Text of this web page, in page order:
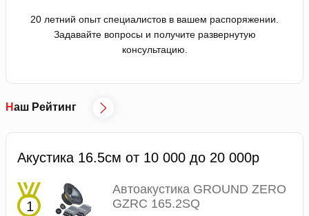
20 летний опыт специалистов в вашем распоряжении.
Задавайте вопросы и получите развернутую
консультацию.
Наш Рейтинг
Акустика 16.5см от 10 000 до 20 000р
Автоакустика GROUND ZERO
GZRC 165.2SQ